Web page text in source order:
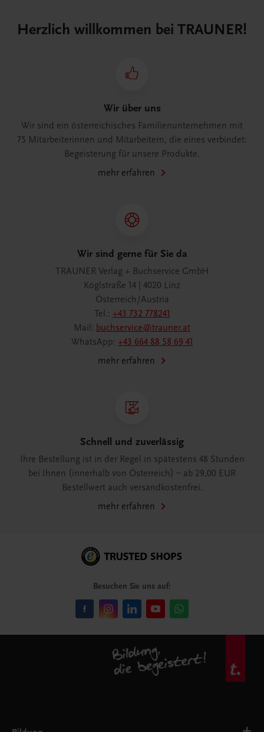
Herzlich willkommen bei TRAUNER!
Wir über uns
Wir sind ein österreichisches Familienunternehmen mit
75 Mitarbeiterinnen und Mitarbeitern, die eines verbindet:
Begeisterung für unsere Produkte.
mehr erfahren
Wir sind gerne für Sie da
TRAUNER Verlag + Buchservice GmbH
Köglstraße 14 | 4020 Linz
Österreich/Austria
Tel.: +43 732 778241
Mail: buchservice@trauner.at
WhatsApp: +43 664 88 58 69 41
mehr erfahren
Schnell und zuverlässig
Ihre Bestellung ist in der Regel in spätestens 48 Stunden
bei Ihnen (innerhalb von Österreich) – ab 29,00 EUR
Bestellwert auch versandkostenfrei.
mehr erfahren
Besuchen Sie uns auf: